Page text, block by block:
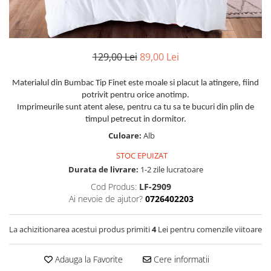
Cearceaf cu elastic
Cearceaf normal
Cearceaf normal
Bumbac Satinat 3D
Cearceaf cu elastic 4 piese
Bumbac Tip Damasc
Cearceaf normal 4 piese
Cearceaf cu elastic 4 piese
Cearceaf normal 6 piese
Cearceaf cu elastic 6 piese
Lenjerii De Pat Cocolino
Cearceaf normal 4 piese
Persoana
Bumbac Tip Finet 5D In Relief - 1
Cearceaf cu elastic 4 piese
Cearceaf normal 4 piese
Set Lenjerie + Draperii 1 Persoana
Lenjerii Bumbac 100% - 1 Persoana
Paturi Cocolino Pentru Copii
Huse De Pat Damasc
Huse De Pat Damasc - 140x200cm
Huse De Pat Damasc - 160x200cm
Huse De Pat Damasc - 180x200cm
Cearceaf Pat + Fețe De Pernă
Huse De Pat Catifea / Topper
Huse De Pat Catifea / Topper -
Huse De Pat Catifea / Topper -
Huse De Pat Catifea / Topper -
Huse De Pat Cocolino
Huse De Pat Cocolino Tricotate
Huse De Pat Tricotate 140x200cm
129,00 Lei 89,00 Lei
Materialul din Bumbac Tip Finet este moale si placut la atingere, fiind
potrivit pentru orice anotimp.
Imprimeurile sunt atent alese, pentru ca tu sa te bucuri din plin de
timpul petrecut in dormitor.
Culoare: Alb
STOC EPUIZAT
Durata de livrare: 1-2 zile lucratoare
Cod Produs: LF-2909
Ai nevoie de ajutor? 0726402203
La achizitionarea acestui produs primiti4Lei pentru comenzile viitoare
Adauga la Favorite Cere informatii